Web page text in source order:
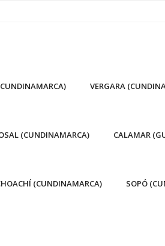
VERGARA
(CUNDINAMARCA) CALAMAR
(CUNDINAMARCA) SOPÓ